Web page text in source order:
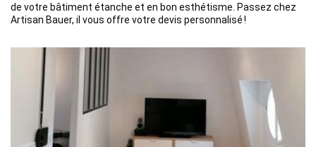
de votre bâtiment étanche et en bon esthétisme. Passez chez
Artisan Bauer, il vous offre votre devis personnalisé !